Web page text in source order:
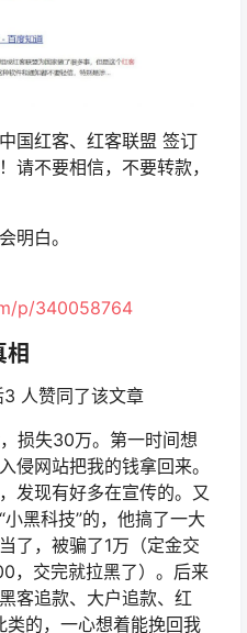
国红客、红客联盟 签订
请不要相信，不要转款，
明白。
p/340058764
人赞同了该文章
损失30万。第一时间想
侵网站把我的钱拿回来。
发现有好多在宣传的。又
黑科技”的，他搞了一大
了，被骗了1万（定金交
，交完就拉黑了）。后来
客追款、大户追款、红
类的，一心想着能挽回我